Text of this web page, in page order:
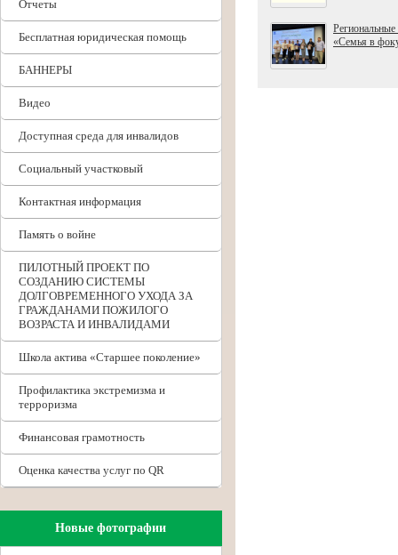
Отчеты
Бесплатная юридическая помощь
БАННЕРЫ
Видео
Доступная среда для инвалидов
Социальный участковый
Контактная информация
Память о войне
ПИЛОТНЫЙ ПРОЕКТ ПО
СОЗДАНИЮ СИСТЕМЫ
ДОЛГОВРЕМЕННОГО УХОДА ЗА
ГРАЖДАНАМИ ПОЖИЛОГО
ВОЗРАСТА И ИНВАЛИДАМИ
Школа актива «Старшее поколение»
Профилактика экстремизма и
терроризма
Финансовая грамотность
Оценка качества услуг по QR
Новые фотографии
«Семья в